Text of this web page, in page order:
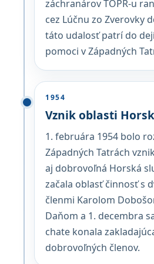
záchranárov TOPR-u
cez Lúčnu zo Zverovky
táto udalosť patrí do
pomoci v Západných
1954
Vznik oblasti
1. februára 1954 bolo
Západných Tatrách
aj dobrovoľná Horská
začala oblasť činnosť s
členmi Karolom
Daňom a 1. decembra
chate konala
dobrovoľných členov.